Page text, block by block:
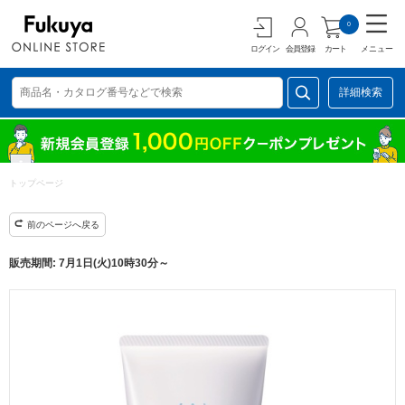
ログイン 会員登録 カート
0
メニュー
詳細検索
トップページ
前のページへ戻る
販売期間: 7月1日(火)10時30分～